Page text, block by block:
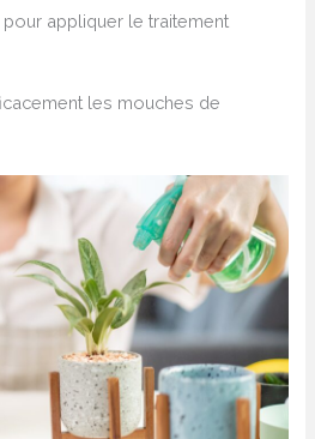
appliquer le traitement
les mouches de